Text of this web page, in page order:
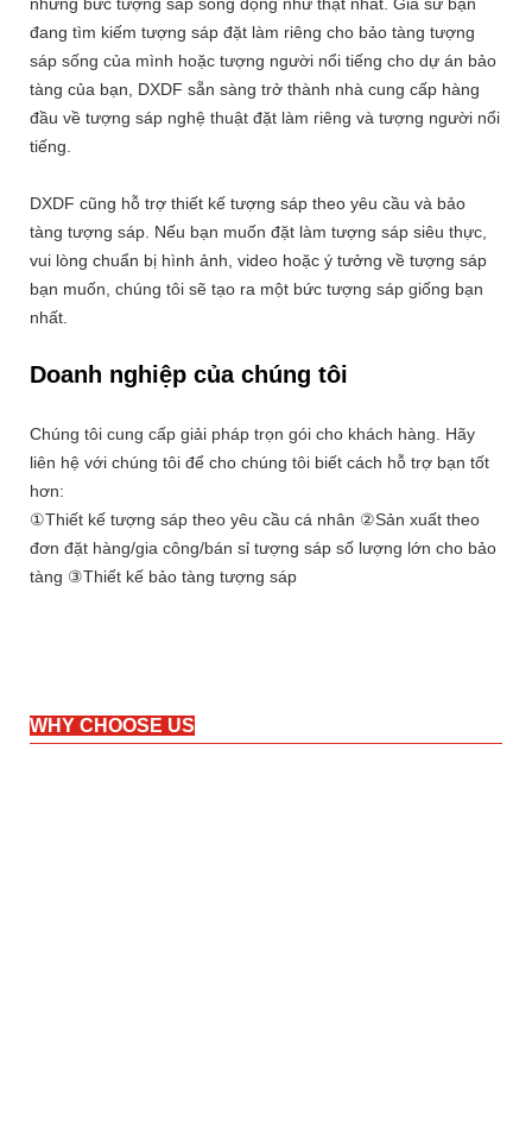
đang tìm kiếm tượng sáp đặt làm riêng cho bảo tàng tượng
sáp sống của mình hoặc tượng người nổi tiếng cho dự án bảo
tàng của bạn, DXDF sẵn sàng trở thành nhà cung cấp hàng
đầu về tượng sáp nghệ thuật đặt làm riêng và tượng người nổi
tiếng.
DXDF cũng hỗ trợ thiết kế tượng sáp theo yêu cầu và bảo
tàng tượng sáp. Nếu bạn muốn đặt làm tượng sáp siêu thực,
vui lòng chuẩn bị hình ảnh, video hoặc ý tưởng về tượng sáp
bạn muốn, chúng tôi sẽ tạo ra một bức tượng sáp giống bạn
nhất.
Doanh nghiệp của chúng tôi
Chúng tôi cung cấp giải pháp trọn gói cho khách hàng. Hãy
liên hệ với chúng tôi để cho chúng tôi biết cách hỗ trợ bạn tốt
hơn:
①Thiết kế tượng sáp theo yêu cầu cá nhân ②Sản xuất theo
đơn đặt hàng/gia công/bán sỉ tượng sáp số lượng lớn cho bảo
tàng ③Thiết kế bảo tàng tượng sáp
WHY CHOOSE US